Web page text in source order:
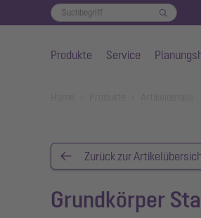
Produkte Service
Zurück zur
Grundkörper